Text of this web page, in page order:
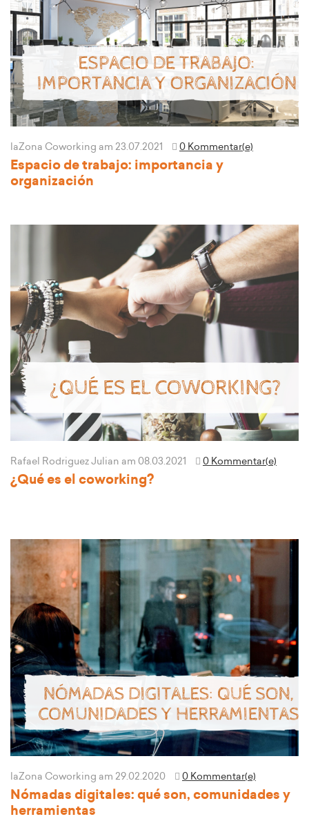
laZona Coworking am 23.07.2021 0 Kommentar(e)
Espacio de trabajo: importancia y
organización
Rafael Rodriguez Julian am 08.03.2021 0 Kommentar(e)
¿Qué es el coworking?
laZona Coworking am 29.02.2020 0 Kommentar(e)
Nómadas digitales: qué son, comunidades y
herramientas